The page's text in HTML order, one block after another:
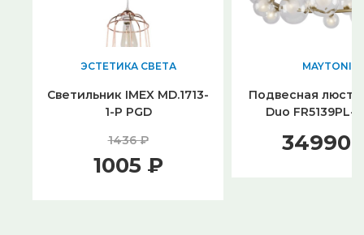
ЭСТЕТИКА СВЕТА
Светильник IMEX MD.1713-
1-P PGD
1436 ₽
1005 ₽
MAYTONI
Подвесная
Duo FR5139PL-
34990